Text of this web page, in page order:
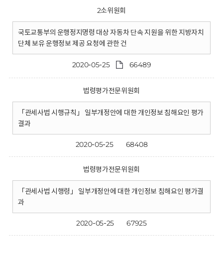
2소위원회
국토교통부의 운행정지명령 대상 자동차 단속 지원을 위한 지방자치
단체 보유 운행정보 제공 요청에 관한 건
2020-05-25 66489
법령평가전문위원회
「관세사법 시행규칙」 일부개정안에 대한 개인정보 침해요인 평가
결과
2020-05-25 68408
법령평가전문위원회
「관세사법 시행령」 일부개정안에 대한 개인정보 침해요인 평가결
과
2020-05-25 67925